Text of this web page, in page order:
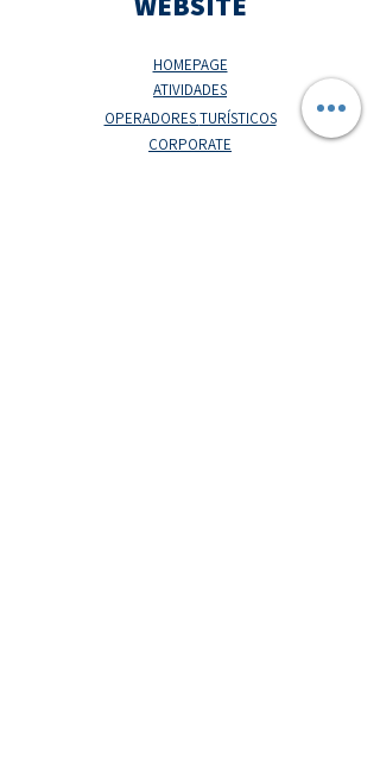
HOMEPAGE
ATIVIDADES
OPERADORESTURÍSTICOS
CORPORATE